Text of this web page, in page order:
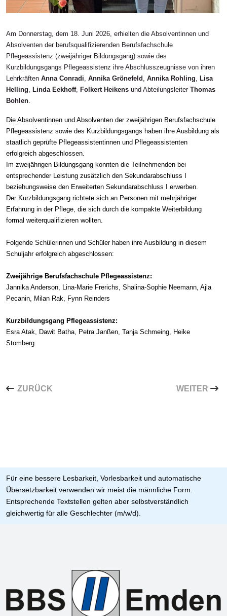
Am Donnerstag, dem 18. Juni 2026, erhielten die Absolventinnen und
Absolventen der berufsqualifizierenden Berufsfachschule
Pflegeassistenz (zweijähriger Bildungsgang) sowie des
Kurzbildungsgangs Pflegeassistenz ihre Abschlusszeugnisse von ihren
Lehrkräften Anna Conradi Annika Grönefeld Annika Rohling
Lisa
Helling
Linda Eekhoff, Folkert Heikens und AbteilungsleiterThomas
Bohlen
Die Absolventinnen und Absolventen der zweijährigen Berufsfachschule
Pflegeassistenz sowie des Kurzbildungsgangs haben ihre Ausbildung als
staatlich geprüfte Pflegeassistentinnen und Pflegeassistenten
erfolgreich abgeschlossen.
Im zweijährigen Bildungsgang konnten die Teilnehmenden bei
entsprechender Leistung zusätzlich den Sekundarabschluss I
beziehungsweise den Erweiterten Sekundarabschluss I erwerben.
Der Kurzbildungsgang richtete sich an Personen mit mehrjähriger
Erfahrung in der Pflege, die sich durch die kompakte Weiterbildung
formal weiterqualifizieren wollten.
Folgende Schülerinnen und Schüler haben ihre Ausbildung in diesem
Schuljahr erfolgreich abgeschlossen:
Zweijährige Berufsfachschule Pflegeassistenz:
Jannika Anderson, Lina-Marie Frerichs, Shalina-Sophie Neemann, Ajla
Pecanin, Milan Rak, Fynn Reinders
Kurzbildungsgang Pflegeassistenz:
Esra Atak, Dawit Batha, Petra Janßen, Tanja Schmeing, Heike
Stomberg
VORHERIGER BEITRAG: TECHNIKERINNEN UND
ZURÜCK NÄCHSTER
WEITER
Für eine bessere Lesbarkeit, Vorlesbarkeit und automatische
Übersetzbarkeit verwenden wir meist die männliche Form.
Entsprechende Textstellen gelten aber selbstverständlich
gleichwertig für alle Geschlechter (m/w/d).